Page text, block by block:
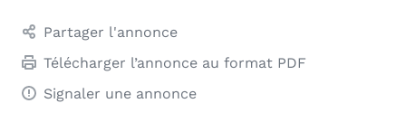
Partager l'annonce
Télécharger l’annonce au format PDF
Signaler une annonce